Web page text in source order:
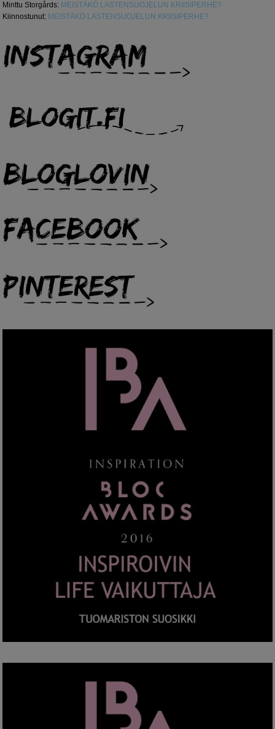
Minttu Storgårds: MEISTÄKÖ LASTENSUOJELUN KRIISIPERHE?
Kiinnostunut: MEISTÄKÖ LASTENSUOJELUN KRIISIPERHE?